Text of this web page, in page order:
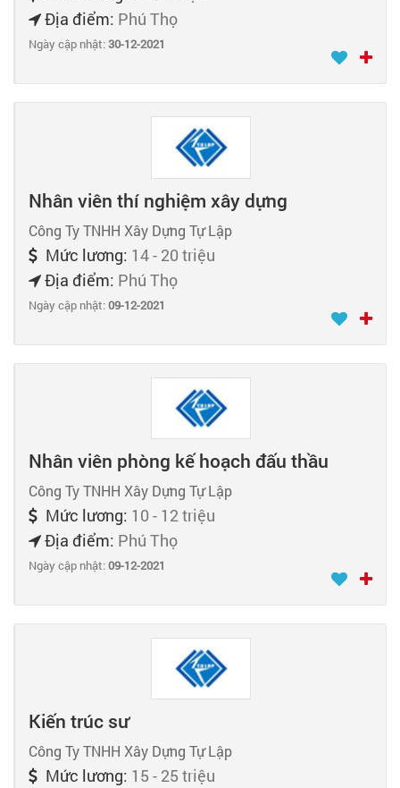
Địa điểm: Phú Thọ
Ngày cập nhật:30-12-2021
Nhân viên thí nghiệm xây dựng
Công Ty TNHH Xây Dựng Tự Lập
Mức lương: 14 - 20 triệu
Địa điểm: Phú Thọ
Ngày cập nhật:09-12-2021
Nhân viên phòng kế hoạch đấu thầu
Công Ty TNHH Xây Dựng Tự Lập
Mức lương: 10 - 12 triệu
Địa điểm: Phú Thọ
Ngày cập nhật:09-12-2021
Kiến trúc sư
Công Ty TNHH Xây Dựng Tự Lập
Mức lương: 15 - 25 triệu